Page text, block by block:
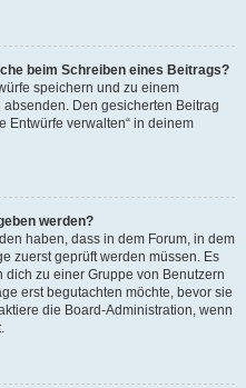
beim Schreiben eines Beitrags?
speichern und zu einem
Den gesicherten Beitrag
Entwürfe verwalten“ in deinem
werden?
haben, dass in dem Forum, in dem
zuerst geprüft werden müssen. Es
zu einer Gruppe von Benutzern
erst begutachten möchte, bevor sie
die Board-Administration, wenn